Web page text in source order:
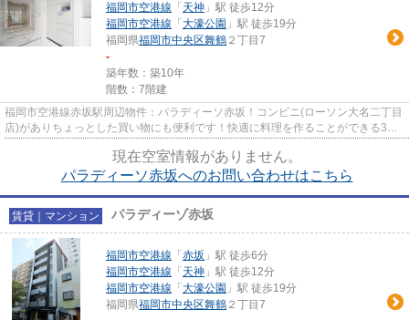
福岡市空港線 「天神 」駅 徒歩12分
福岡市空港線 「大濠公園 」駅 徒歩19分
福岡県福岡市中央区舞鶴 ２丁目7
-
築年数：築10年
階数：7階建
福岡市空港線赤坂駅周辺物件：パラディーソ赤坂！コンビニ(ローソン大名二丁目
店)がありちょっとした買い物にも便利です！快適に料理を作ることができる3口
コンロです！建物の敷地内に...
現在空室情報がありません。
パラディーソ赤坂へのお問い合わせはこちら
賃貸｜マンション パラディーゾ赤坂
福岡市空港線 「赤坂 」駅 徒歩6分
福岡市空港線 「天神 」駅 徒歩12分
福岡市空港線 「大濠公園 」駅 徒歩19分
福岡県福岡市中央区舞鶴 ２丁目7